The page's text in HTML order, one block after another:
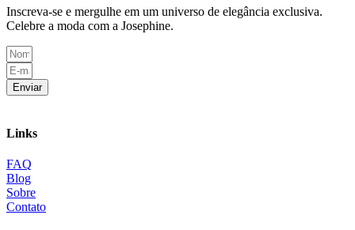
Inscreva-se e mergulhe em um universo de elegância exclusiva.
Celebre a moda com a Josephine.
Enviar
Links
FAQ
Blog
Sobre
Contato